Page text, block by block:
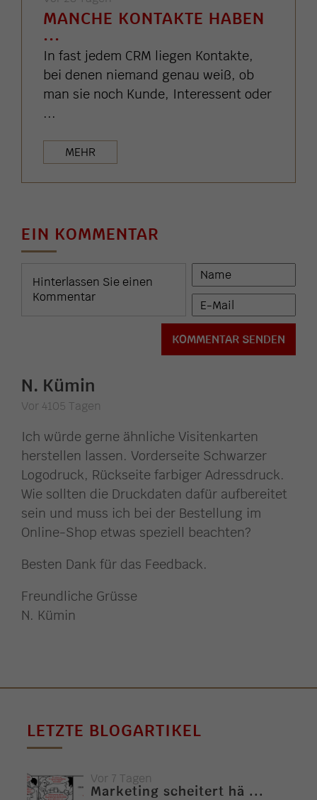
MANCHE KONTAKTE HABEN
...
In fast jedem CRM liegen Kontakte,
bei denen niemand genau weiß, ob
man sie noch Kunde, Interessent oder
...
MEHR
EIN KOMMENTAR
N. Kümin
Vor 4105 Tagen
Ich würde gerne ähnliche Visitenkarten
herstellen lassen. Vorderseite Schwarzer
Logodruck, Rückseite farbiger Adressdruck.
Wie sollten die Druckdaten dafür aufbereitet
sein und muss ich bei der Bestellung im
Online-Shop etwas speziell beachten?
Besten Dank für das Feedback.
Freundliche Grüsse
N. Kümin
LETZTE BLOGARTIKEL
Vor 7 Tagen
Marketing scheitert hä ...